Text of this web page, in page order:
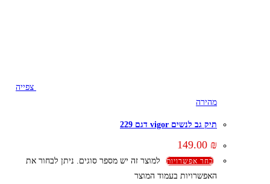
צפייה
מהירה
תיק גב לנשים vigor דגם 229
149.00 ₪
בחר אפשרויות
למוצר זה יש מספר סוגים. ניתן לבחור את
האפשרויות בעמוד המוצר